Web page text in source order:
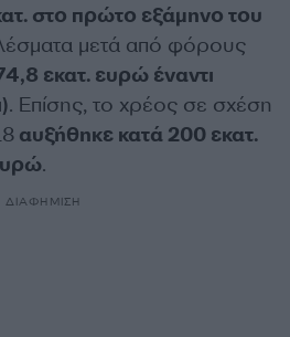
στο πρώτο εξάμηνο του
μετά από φόρους
εκατ. ευρώ έναντι
. Επίσης, το χρέος σε σχέση
αυξήθηκε κατά 200 εκατ.
.
ΔΙΑΦΗΜΙΣΗ